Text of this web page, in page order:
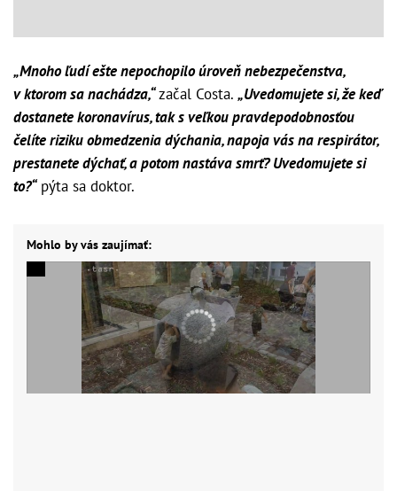
„Mnoho ľudí ešte nepochopilo úroveň nebezpečenstva,
v ktorom sa nachádza,“začal Costa. „Uvedomujete si, že keď
dostanete koronavírus, tak s veľkou pravdepodobnosťou
čelíte riziku obmedzenia dýchania, napoja vás na respirátor,
prestanete dýchať, a potom nastáva smrť? Uvedomujete si
to?“pýta sa doktor.
Mohlo by vás zaujímať: